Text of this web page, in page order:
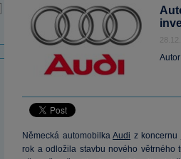
Německá automobilkaAudi z koncernu
rok a odložila stavbu nového větrného